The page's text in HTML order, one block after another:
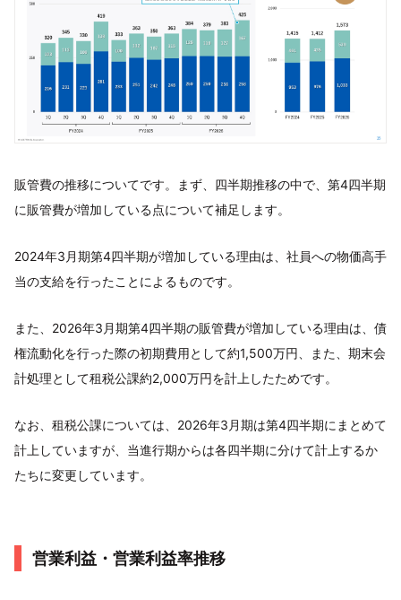
販管費の推移についてです。まず、四半期推移の中で、第4四半期
に販管費が増加している点について補足します。
2024年3月期第4四半期が増加している理由は、社員への物価高手
当の支給を行ったことによるものです。
また、2026年3月期第4四半期の販管費が増加している理由は、債
権流動化を行った際の初期費用として約1,500万円、また、期末会
計処理として租税公課約2,000万円を計上したためです。
なお、租税公課については、2026年3月期は第4四半期にまとめて
計上していますが、当進行期からは各四半期に分けて計上するか
たちに変更しています。
営業利益・営業利益率推移